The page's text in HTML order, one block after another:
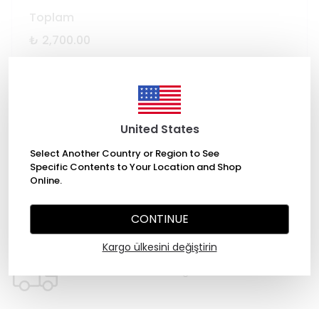
United States
Select Another Country or Region to See
Specific Contents to Your Location and Shop
Online.
CONTINUE
Kargo ülkesini değiştirin
Toplam
₺ 2,700.00
SEPETE EKLE
WHATSAPP